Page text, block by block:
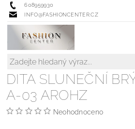
608959930
INFO@FASHIONCENTER.CZ
DITA SLUNEČNÍ
A-03 AROHZ
Neohodnoceno